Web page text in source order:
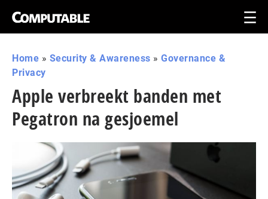
Home » Security & Awareness » Governance &
Privacy
Apple verbreekt banden met
Pegatron na gesjoemel